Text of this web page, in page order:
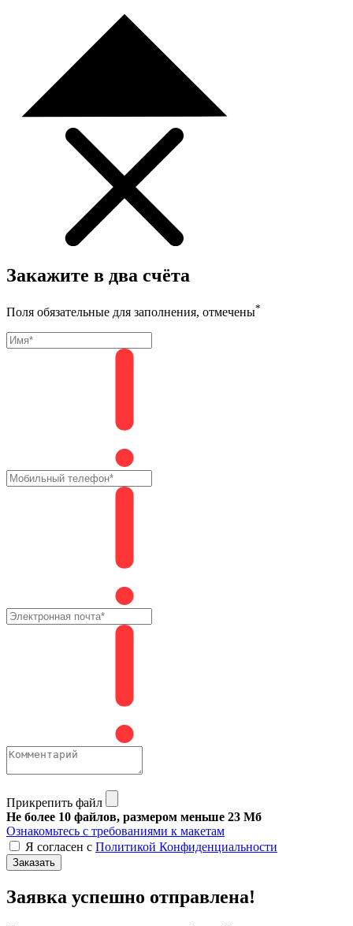
Закажите в два счёта
Поля обязательные для заполнения, отмечены*
Прикрепить файл
Не более 10 файлов, размером меньше 23 Мб
Ознакомьтесь с требованиями к макетам
Я согласен с Политикой Конфиденциальности
Заказать
Заявка успешно отправлена!